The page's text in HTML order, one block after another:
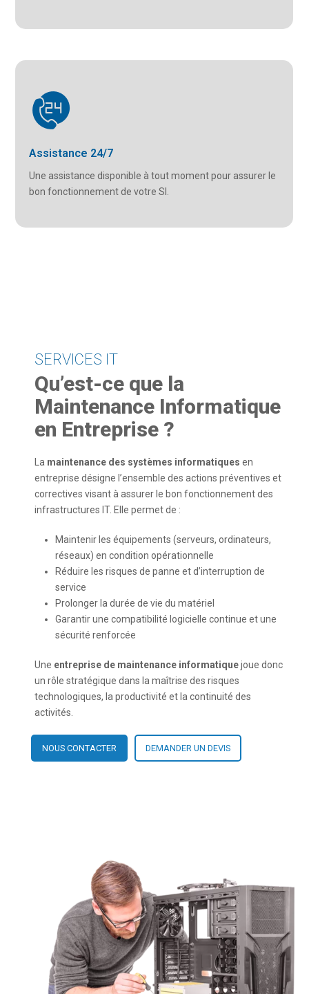
Assistance 24/7
Une assistance disponible à tout moment pour assurer le
bon fonctionnement de votre SI.
SERVICES IT
Qu’est-ce que la
Maintenance Informatique
en Entreprise ?
La maintenance des systèmes informatiques en
entreprise désigne l’ensemble des actions préventives et
correctives visant à assurer le bon fonctionnement des
infrastructures IT. Elle permet de :
Maintenir les équipements (serveurs, ordinateurs,
réseaux) en condition opérationnelle
Réduire les risques de panne et d’interruption de
service
Prolonger la durée de vie du matériel
Garantir une compatibilité logicielle continue et une
sécurité renforcée
Une entreprise de maintenance informatiquejoue donc
un rôle stratégique dans la maîtrise des risques
technologiques, la productivité et la continuité des
activités.
NOUS CONTACTER DEMANDER UN DEVIS